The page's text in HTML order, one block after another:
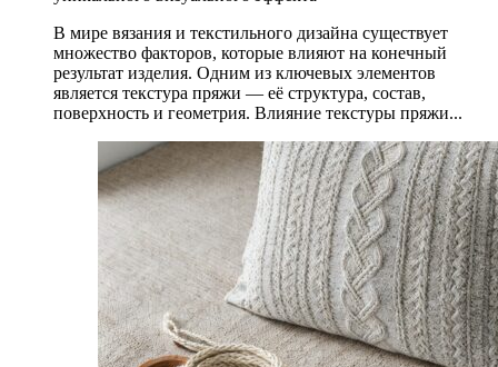
В мире вязания и текстильного дизайна существует
множество факторов, которые влияют на конечный
результат изделия. Одним из ключевых элементов
является текстура пряжи — её структура, состав,
поверхность и геометрия. Влияние текстуры пряжи...